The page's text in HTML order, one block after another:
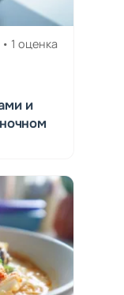
1 оценка
и